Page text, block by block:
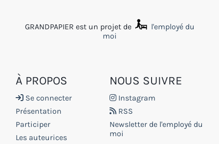
GRANDPAPIER est un projet de
l'employé du
moi
À PROPOS
Se connecter
Présentation
Participer
Les auteurices
NOUS SUIVRE
Instagram
RSS
Newsletter de l'employé du
moi